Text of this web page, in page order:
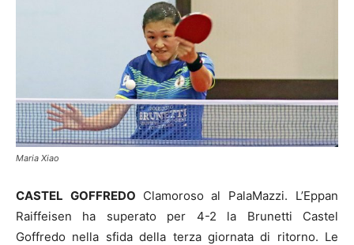
Maria Xiao
CASTEL GOFFREDO Clamoroso al PalaMazzi. L’Eppan
Raiffeisen ha superato per 4-2 la Brunetti Castel
Goffredo nella sfida della terza giornata di ritorno. Le